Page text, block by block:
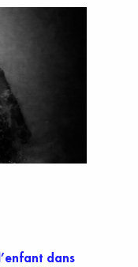
dans